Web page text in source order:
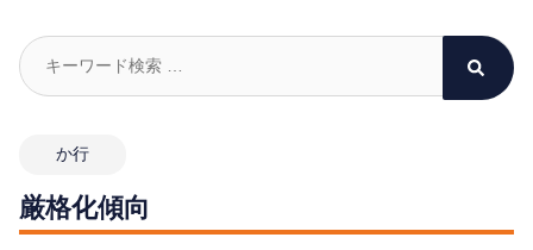
か行
厳格化傾向